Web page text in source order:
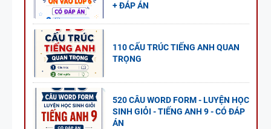
+ ĐÁP ÁN
110 CẤU TRÚC TIẾNG ANH QUAN
TRỌNG
520 CÂU WORD FORM - LUYỆN HỌC
SINH GIỎI - TIẾNG ANH 9 - CÓ ĐÁP
ÁN